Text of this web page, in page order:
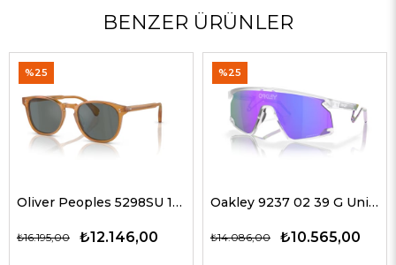
BENZER ÜRÜNLER
Oliver Peoples 5298SU 1578W5 51 G Unisex Güneş Gözlükleri
₺12.146,00
₺16.195,00
%25
Oakley 9237 02 39 G Unisex Güneş Gözlükleri
₺10.565,00
₺14.086,00
%25